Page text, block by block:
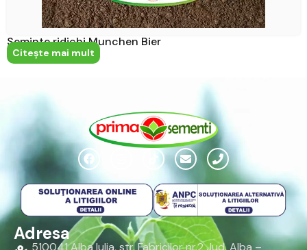
Seminte ridichi Munchen Bier
Citeşte mai mult
Adresa
510041 Alba Iulia, str. Fabricilor nr.2 Jud. Alba –